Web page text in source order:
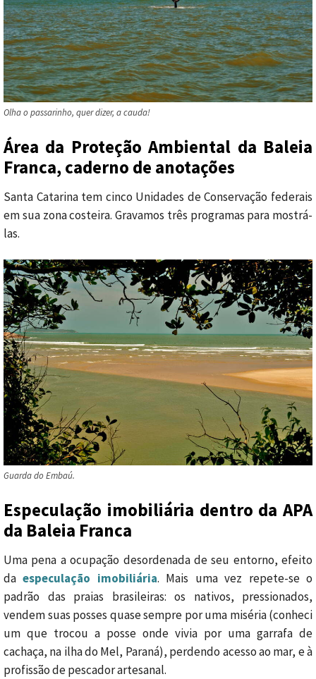
Olha o passarinho, quer dizer, a cauda!
Área da Proteção Ambiental da Baleia
Franca, caderno de anotações
Santa Catarina tem cinco Unidades de Conservação federais
em sua zona costeira. Gravamos três programas para mostrá-
las.
Guarda do Embaú.
Especulação imobiliária dentro da APA
da Baleia Franca
Uma pena a ocupação desordenada de seu entorno, efeito
daespeculação imobiliária. Mais uma vez repete-se o
padrão das praias brasileiras: os nativos, pressionados,
vendem suas posses quase sempre por uma miséria (conheci
um que trocou a posse onde vivia por uma garrafa de
cachaça, na ilha do Mel, Paraná), perdendo acesso ao mar, e à
profissão de pescador artesanal.